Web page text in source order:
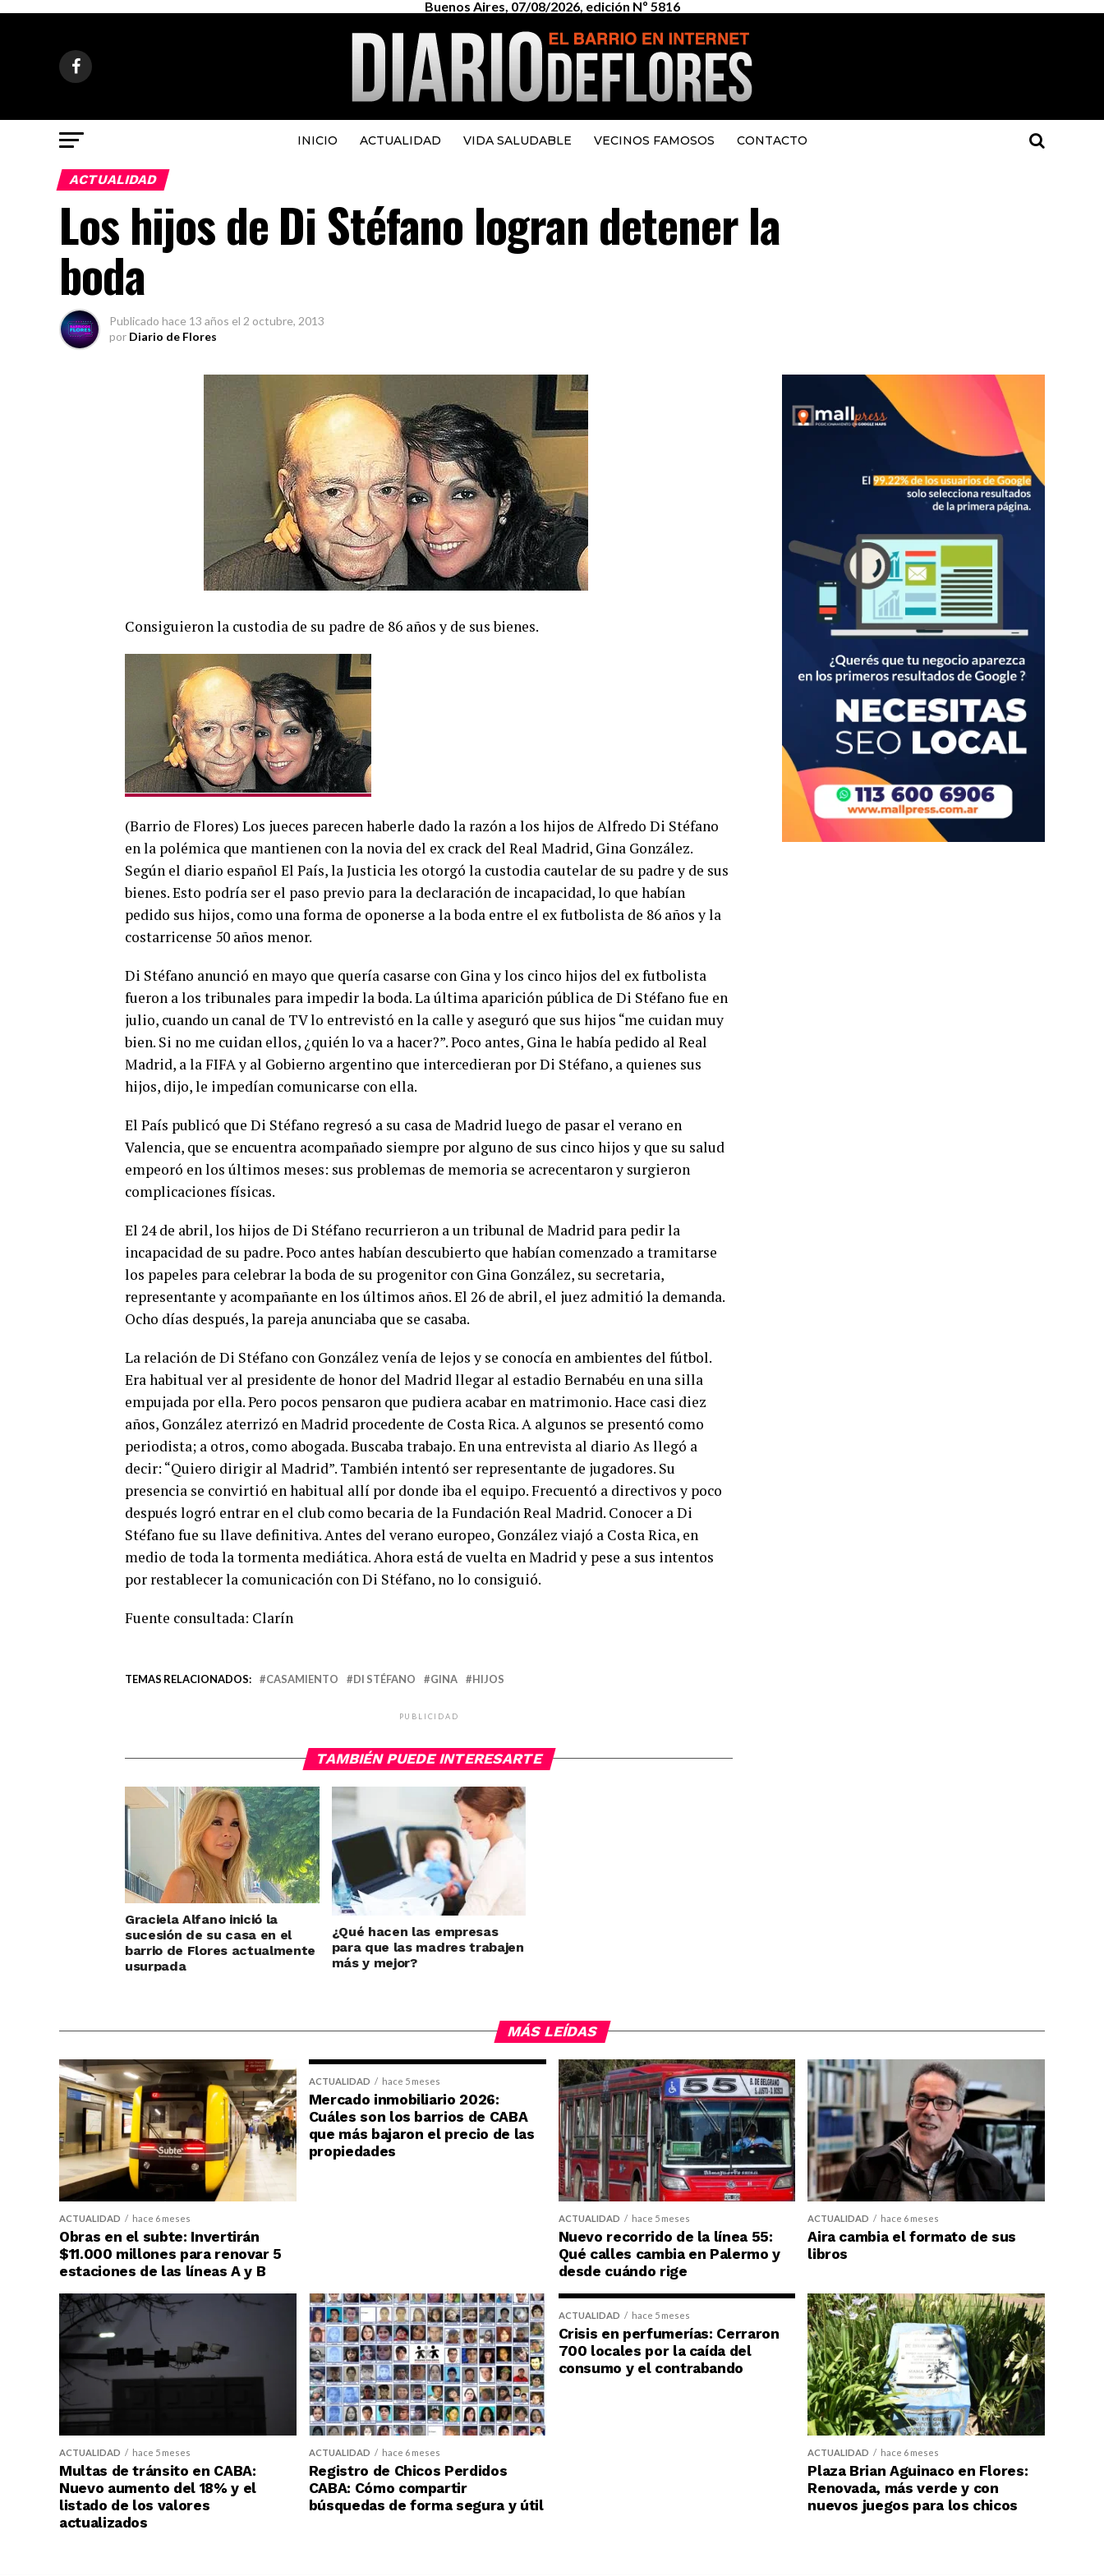
Buenos Aires, 07/08/2026, edición Nº 5816
INICIO ACTUALIDAD VIDA SALUDABLE VECINOS FAMOSOS CONTACTO
ACTUALIDAD
Los hijos de Di Stéfano logran detener la
boda
Publicado hace 13 años el 2 octubre, 2013
por Diario de Flores
Consiguieron la custodia de su padre de 86 años y de sus bienes.
(Barrio de Flores) Los jueces parecen haberle dado la razón a los hijos de Alfredo Di Stéfano
en la polémica que mantienen con la novia del ex crack del Real Madrid, Gina González.
Según el diario español El País, la Justicia les otorgó la custodia cautelar de su padre y de sus
bienes. Esto podría ser el paso previo para la declaración de incapacidad, lo que habían
pedido sus hijos, como una forma de oponerse a la boda entre el ex futbolista de 86 años y la
costarricense 50 años menor.
Di Stéfano anunció en mayo que quería casarse con Gina y los cinco hijos del ex futbolista
fueron a los tribunales para impedir la boda. La última aparición pública de Di Stéfano fue en
julio, cuando un canal de TV lo entrevistó en la calle y aseguró que sus hijos “me cuidan muy
bien. Si no me cuidan ellos, ¿quién lo va a hacer?”. Poco antes, Gina le había pedido al Real
Madrid, a la FIFA y al Gobierno argentino que intercedieran por Di Stéfano, a quienes sus
hijos, dijo, le impedían comunicarse con ella.
El País publicó que Di Stéfano regresó a su casa de Madrid luego de pasar el verano en
Valencia, que se encuentra acompañado siempre por alguno de sus cinco hijos y que su salud
empeoró en los últimos meses: sus problemas de memoria se acrecentaron y surgieron
complicaciones físicas.
El 24 de abril, los hijos de Di Stéfano recurrieron a un tribunal de Madrid para pedir la
incapacidad de su padre. Poco antes habían descubierto que habían comenzado a tramitarse
los papeles para celebrar la boda de su progenitor con Gina González, su secretaria,
representante y acompañante en los últimos años. El 26 de abril, el juez admitió la demanda.
Ocho días después, la pareja anunciaba que se casaba.
La relación de Di Stéfano con González venía de lejos y se conocía en ambientes del fútbol.
Era habitual ver al presidente de honor del Madrid llegar al estadio Bernabéu en una silla
empujada por ella. Pero pocos pensaron que pudiera acabar en matrimonio. Hace casi diez
años, González aterrizó en Madrid procedente de Costa Rica. A algunos se presentó como
periodista; a otros, como abogada. Buscaba trabajo. En una entrevista al diario As llegó a
decir: “Quiero dirigir al Madrid”. También intentó ser representante de jugadores. Su
presencia se convirtió en habitual allí por donde iba el equipo. Frecuentó a directivos y poco
después logró entrar en el club como becaria de la Fundación Real Madrid. Conocer a Di
Stéfano fue su llave definitiva. Antes del verano europeo, González viajó a Costa Rica, en
medio de toda la tormenta mediática. Ahora está de vuelta en Madrid y pese a sus intentos
por restablecer la comunicación con Di Stéfano, no lo consiguió.
Fuente consultada: Clarín
TEMAS RELACIONADOS: CASAMIENTO DI STÉFANO GINA HIJOS
PUBLICIDAD
TAMBIÉN PUEDE INTERESARTE
Graciela Alfano inició la
sucesión de su casa en el
barrio de Flores actualmente
usurpada
¿Qué hacen las empresas
para que las madres trabajen
más y mejor?
MÁS LEÍDAS
ACTUALIDAD hace 6 meses
Obras en el subte: Invertirán
$11.000 millones para renovar 5
estaciones de las líneas A y B
ACTUALIDAD hace 5 meses
Mercado inmobiliario 2026:
Cuáles son los barrios de CABA
que más bajaron el precio de las
propiedades
ACTUALIDAD hace 5 meses
Nuevo recorrido de la línea 55:
Qué calles cambia en Palermo y
desde cuándo rige
ACTUALIDAD hace 6 meses
Aira cambia el formato de sus
libros
ACTUALIDAD hace 5 meses
Multas de tránsito en CABA:
Nuevo aumento del 18% y el
listado de los valores
actualizados
ACTUALIDAD hace 6 meses
Registro de Chicos Perdidos
CABA: Cómo compartir
búsquedas de forma segura y útil
ACTUALIDAD hace 5 meses
Crisis en perfumerías: Cerraron
700 locales por la caída del
consumo y el contrabando
ACTUALIDAD hace 6 meses
Plaza Brian Aguinaco en Flores:
Renovada, más verde y con
nuevos juegos para los chicos